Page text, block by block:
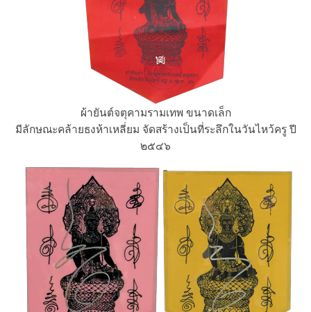
ผ้ายันต์จตุคามรามเทพ ขนาดเล็ก
มีลักษณะคล้ายธงห้าเหลี่ยม จัดสร้างเป็นที่ระลึกในวันไหว้ครู ปี
๒๕๔๖